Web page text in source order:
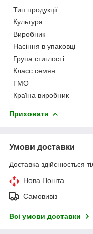
Тип продукції
Культура
Виробник
Насіння в упаковці
Група стиглості
Класс семян
ГМО
Країна виробник
Приховати
Умови доставки
Доставка здійснюється
Нова Пошта
Самовивіз
Всі умови доставки